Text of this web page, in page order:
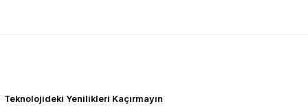
Teknolojideki Yenilikleri Kaçırmayın